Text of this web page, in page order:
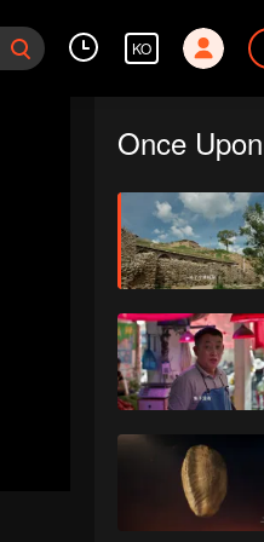
KO
Once